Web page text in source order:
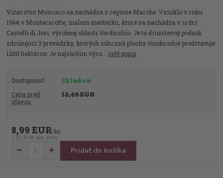
Vinárstvo Moncaro sa nachádza v regione Marche. Vzniklo v roku
1964 v Montecarotte, malom mestečku, ktoré sa nachádza v srdci
Castelli di Jesi, výrobnej oblasti Verdicchio. Je to družstevný podnik
združujúci 3 prevádzky, ktorých súhrnná plocha vinohradov predstavuje
1200 hektárov. Je najväčším výro... celý popis
Dostupnosť
Skladom
Cena pred
zľavou
12,49 EUR
8,99 EUR/ks
7,31 EUR bez DPH
Pridať do košíka